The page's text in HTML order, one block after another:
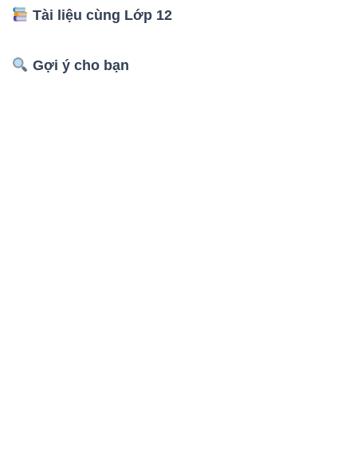
Tài liệu cùng Lớp 12
Gợi ý cho bạn